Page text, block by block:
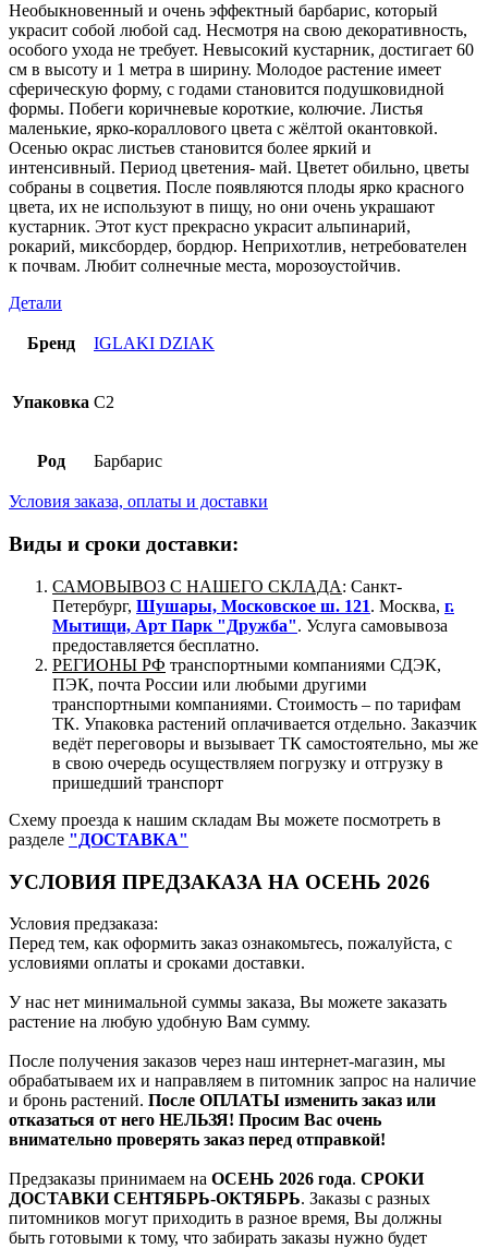
Необыкновенный и очень эффектный барбарис, который
украсит собой любой сад. Несмотря на свою декоративность,
особого ухода не требует. Невысокий кустарник, достигает 60
см в высоту и 1 метра в ширину. Молодое растение имеет
сферическую форму, с годами становится подушковидной
формы. Побеги коричневые короткие, колючие. Листья
маленькие, ярко-кораллового цвета с жёлтой окантовкой.
Осенью окрас листьев становится более яркий и
интенсивный. Период цветения- май. Цветет обильно, цветы
собраны в соцветия. После появляются плоды ярко красного
цвета, их не используют в пищу, но они очень украшают
кустарник. Этот куст прекрасно украсит альпинарий,
рокарий, миксбордер, бордюр. Неприхотлив, нетребователен
к почвам. Любит солнечные места, морозоустойчив.
Детали
Бренд IGLAKI DZIAK
Упаковка C2
Род Барбарис
Условия заказа, оплаты и доставки
Виды и сроки доставки:
САМОВЫВОЗ С НАШЕГО СКЛАДА: Санкт-
Петербург, Шушары, Московское ш. 121. Москва, г.
Мытищи, Арт Парк "Дружба". Услуга самовывоза
предоставляется бесплатно.
РЕГИОНЫ РФ транспортными компаниями СДЭК,
ПЭК, почта России или любыми другими
транспортными компаниями. Стоимость – по тарифам
ТК. Упаковка растений оплачивается отдельно. Заказчик
ведёт переговоры и вызывает ТК самостоятельно, мы же
в свою очередь осуществляем погрузку и отгрузку в
пришедший транспорт
Схему проезда к нашим складам Вы можете посмотреть в
разделе "ДОСТАВКА"
УСЛОВИЯ ПРЕДЗАКАЗА НА ОСЕНЬ 2026
Условия предзаказа:
Перед тем, как оформить заказ ознакомьтесь, пожалуйста, с
условиями оплаты и сроками доставки.
У нас нет минимальной суммы заказа, Вы можете заказать
растение на любую удобную Вам сумму.
После получения заказов через наш интернет-магазин, мы
обрабатываем их и направляем в питомник запрос на наличие
и бронь растений. После ОПЛАТЫ изменить заказ или
отказаться от него НЕЛЬЗЯ! Просим Вас очень
внимательно проверять заказ перед отправкой!
Предзаказы принимаем на ОСЕНЬ 2026 года. СРОКИ
ДОСТАВКИ СЕНТЯБРЬ-ОКТЯБРЬ. Заказы с разных
питомников могут приходить в разное время, Вы должны
быть готовыми к тому, что забирать заказы нужно будет